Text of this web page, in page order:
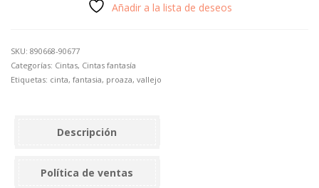
Añadir a la lista de deseos
SKU: 890668-90677
Categorías: Cintas, Cintas fantasía
Etiquetas: cinta, fantasia, proaza, vallejo
Descripción
Política de ventas